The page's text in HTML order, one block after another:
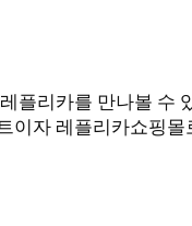
플리카를 만나볼 수
이자 레플리카쇼핑몰